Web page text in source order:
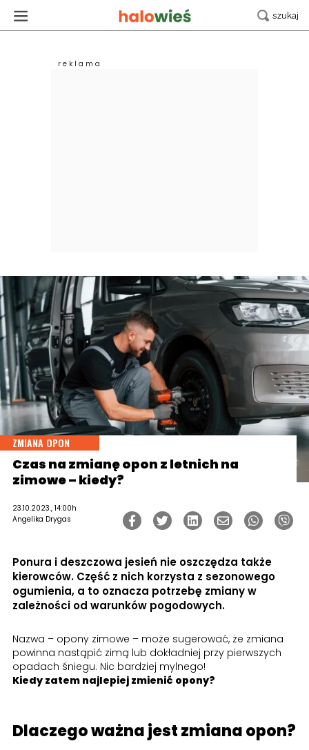
ZMIANA OPON
Czas na zmianę opon z letnich na
zimowe – kiedy?
23.10.2023., 14:00h
Angelika Drygas
Ponura i deszczowa jesień nie oszczędza także
kierowców. Część z nich korzysta z sezonowego
ogumienia, a to oznacza potrzebę zmiany w
zależności od warunków pogodowych.
Nazwa – opony zimowe – może sugerować, że zmiana
powinna nastąpić zimą lub dokładniej przy pierwszych
opadach śniegu. Nic bardziej mylnego!
Kiedy zatem najlepiej zmienić opony?
Dlaczego ważna jest zmiana opon?